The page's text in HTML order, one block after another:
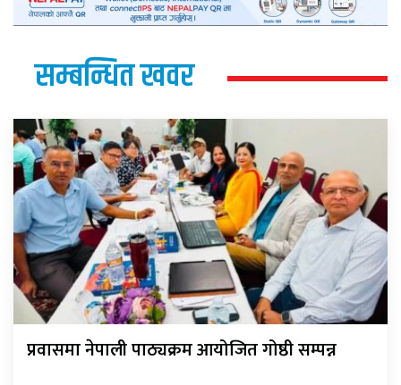
सम्बन्धित खवर
प्रवासमा नेपाली पाठ्यक्रम आयोजित गोष्ठी सम्पन्न